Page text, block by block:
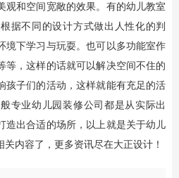
观和空间宽敞的效果。有的幼儿教室
据不同的设计方式做出人性化的判
境下学习与玩耍。也可以多功能室作
等，这样的话就可以解决空间不住的
孩子们的活动，这样就能有充足的活
专业幼儿园装修公司都是从实际出
造出合适的场所，以上就是关于幼儿
内容了，更多资讯尽在大正设计！